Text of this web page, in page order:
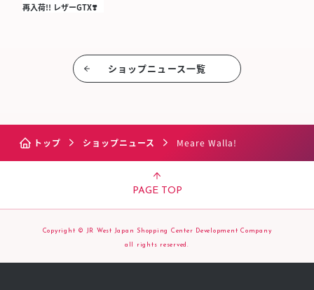
再入荷!! レザーGTX❣️
ショップニュース⼀覧
トップ ショップニュース Meare Walla!
PAGE TOP
Copyright © JR West Japan Shopping Center Development Company
all rights reserved.